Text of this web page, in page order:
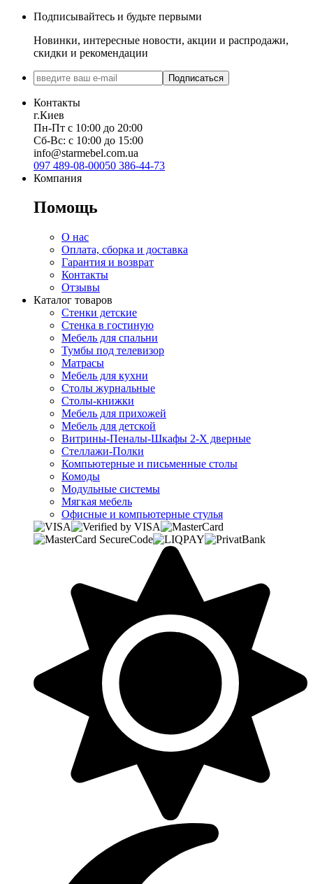
Подписывайтесь и будьте первыми
Новинки, интересные новости, акции и распродажи,
скидки и рекомендации
Подписаться
Контакты
г.Киев
Пн-Пт с 10:00 до 20:00
Сб-Вс: с 10:00 до 15:00
info@starmebel.com.ua
097 489-08-00050 386-44-73
Компания
Помощь
О нас
Оплата, сборка и доставка
Гарантия и возврат
Контакты
Отзывы
Каталог товаров
Стенки детские
Стенка в гостиную
Мебель для спальни
Тумбы под телевизор
Матрасы
Мебель для кухни
Столы журнальные
Столы-книжки
Мебель для прихожей
Мебель для детской
Витрины-Пеналы-Шкафы 2-Х дверные
Стеллажи-Полки
Компьютерные и письменные столы
Комоды
Модульные системы
Мягкая мебель
Офисные и компьютерные стулья